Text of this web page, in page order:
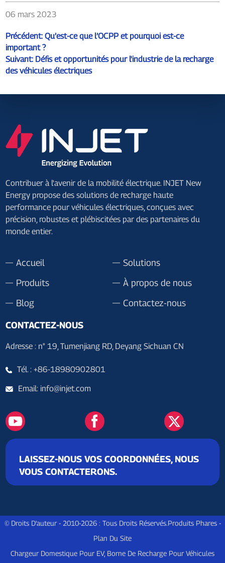
06 mars 2023
Précédent: Qu’est-ce que l’OCPP et pourquoi est-ce
important ?
Suivant: Défis et opportunités pour l'industrie de la recharge
des véhicules électriques
Contribuer à l'avenir de la mobilité électrique. INJET New
Energy propose des solutions de recharge haute
performance pour véhicules électriques, conçues avec
précision, robustes et plébiscitées par des partenaires du
monde entier.
Accueil
Solutions
Produits
À propos de nous
Blog
Contactez-nous
CONTACTEZ-NOUS
Adresse : n° 19, Tumenjiang RD, Deyang Sichuan CN
Tél. : +86-18980902801
Email: info@injet.com
LAISSEZ-NOUS VOS COORDONNÉES, NOUS
VOUS CONTACTERONS.
© Droits D'auteur - 2010-2026 : Tous Droits Réservés.Produits Phares-
Plan Du Site
Chargeur Domestique Pour EV, Borne De Recharge Pour Véhicules